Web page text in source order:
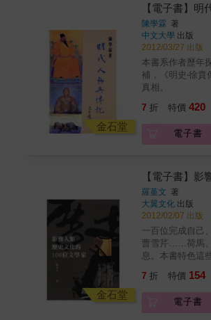
transformation
金石堂
【電子書】明
陳學霖 著
中文大學 出版
2012/03/27 出版
本書系作者歷年
補，《明史‧徐
真相。
7 折 特價 420
電子書
金石堂
【電子書】影
羅堇文 著
大翼文化 出版
2012/02/07 出版
一百位完成自
曹雪芹……荷馬
息。本書特色這
充實內容帶你快
7 折 特價 154
電子書